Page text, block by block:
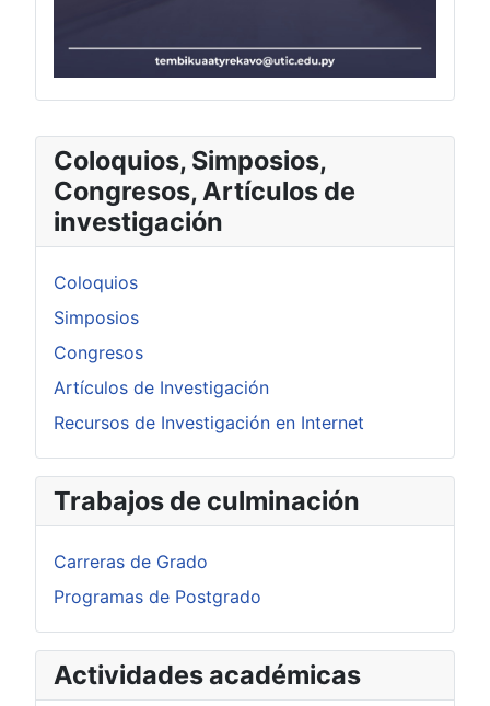
Coloquios, Simposios,
Congresos, Artículos de
investigación
Coloquios
Simposios
Congresos
Artículos de Investigación
Recursos de Investigación en Internet
Trabajos de culminación
Carreras de Grado
Programas de Postgrado
Actividades académicas